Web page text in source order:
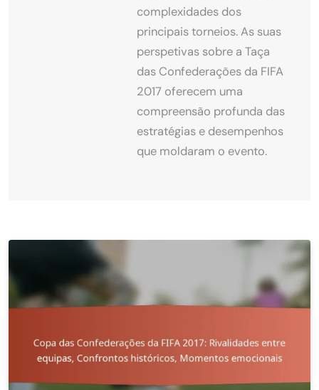
complexidades dos
principais torneios. As suas
perspetivas sobre a Taça
das Confederações da FIFA
2017 oferecem uma
compreensão profunda das
estratégias e desempenhos
que moldaram o evento.